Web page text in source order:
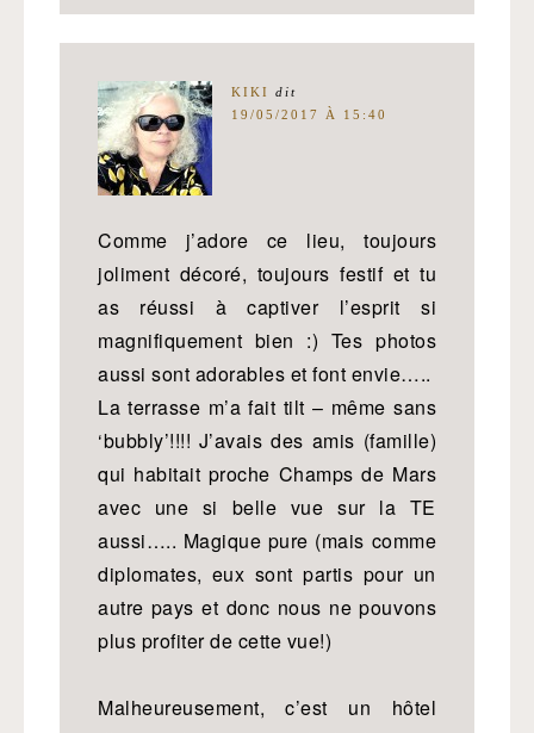
KIKI
dit
19/05/2017 À 15:40
Comme j’adore ce lieu, toujours
joliment décoré, toujours festif et tu
as réussi à captiver l’esprit si
magnifiquement bien :) Tes photos
aussi sont adorables et font envie…..
La terrasse m’a fait tilt – même sans
‘bubbly’!!!! J’avais des amis (famille)
qui habitait proche Champs de Mars
avec une si belle vue sur la TE
aussi….. Magique pure (mais comme
diplomates, eux sont partis pour un
autre pays et donc nous ne pouvons
plus profiter de cette vue!)
Malheureusement, c’est un hôtel